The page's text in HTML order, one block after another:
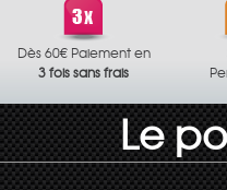
Dès 60€ Paiement en
3 fois sans frais
Le